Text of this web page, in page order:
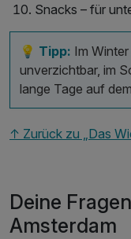
Snacks – für
💡 Tipp: Im
unverzichtbar, im
lange Tage auf
↑ Zurück zu „Das
Deine
Amsterdam